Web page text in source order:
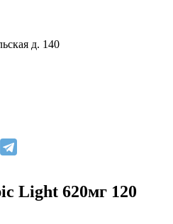
д. 140
Light 620мг 120